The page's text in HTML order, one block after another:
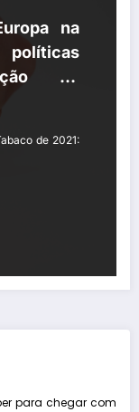
na
do
de 2021:
para chegar com